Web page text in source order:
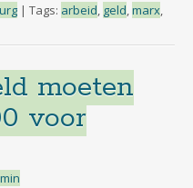
| Tags: arbeid, geld,marx,
moeten
voor